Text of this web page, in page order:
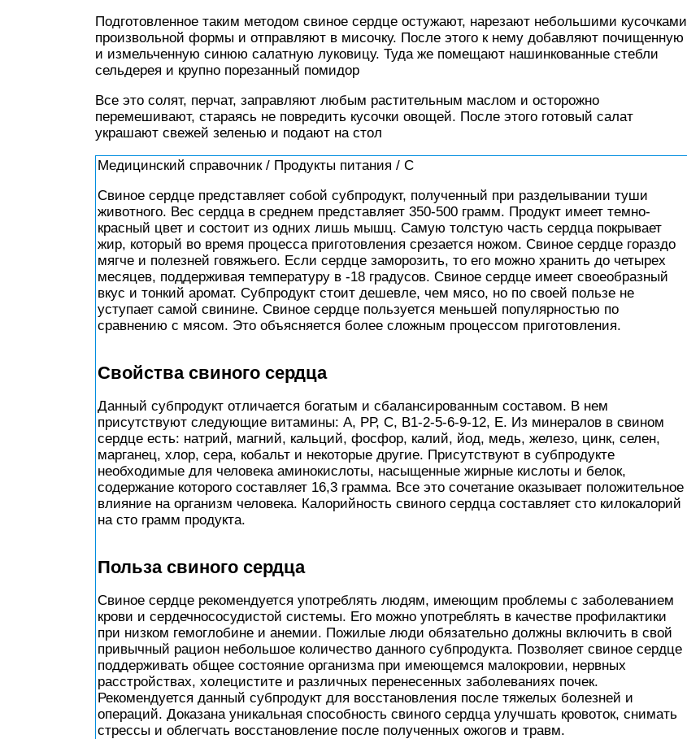
Подготовленное таким методом свиное сердце остужают, нарезают небольшими кусочками
произвольной формы и отправляют в мисочку. После этого к нему добавляют почищенную
и измельченную синюю салатную луковицу. Туда же помещают нашинкованные стебли
сельдерея и крупно порезанный помидор
Все это солят, перчат, заправляют любым растительным маслом и осторожно
перемешивают, стараясь не повредить кусочки овощей. После этого готовый салат
украшают свежей зеленью и подают на стол
Медицинский справочник / Продукты питания / С
Свиное сердце представляет собой субпродукт, полученный при разделывании туши
животного. Вес сердца в среднем представляет 350-500 грамм. Продукт имеет темно-
красный цвет и состоит из одних лишь мышц. Самую толстую часть сердца покрывает
жир, который во время процесса приготовления срезается ножом. Свиное сердце гораздо
мягче и полезней говяжьего. Если сердце заморозить, то его можно хранить до четырех
месяцев, поддерживая температуру в -18 градусов. Свиное сердце имеет своеобразный
вкус и тонкий аромат. Субпродукт стоит дешевле, чем мясо, но по своей пользе не
уступает самой свинине. Свиное сердце пользуется меньшей популярностью по
сравнению с мясом. Это объясняется более сложным процессом приготовления.
Свойства свиного сердца
Данный субпродукт отличается богатым и сбалансированным составом. В нем
присутствуют следующие витамины: А, РР, С, В1-2-5-6-9-12, Е. Из минералов в свином
сердце есть: натрий, магний, кальций, фосфор, калий, йод, медь, железо, цинк, селен,
марганец, хлор, сера, кобальт и некоторые другие. Присутствуют в субпродукте
необходимые для человека аминокислоты, насыщенные жирные кислоты и белок,
содержание которого составляет 16,3 грамма. Все это сочетание оказывает положительное
влияние на организм человека. Калорийность свиного сердца составляет сто килокалорий
на сто грамм продукта.
Польза свиного сердца
Свиное сердце рекомендуется употреблять людям, имеющим проблемы с заболеванием
крови и сердечнососудистой системы. Его можно употреблять в качестве профилактики
при низком гемоглобине и анемии. Пожилые люди обязательно должны включить в свой
привычный рацион небольшое количество данного субпродукта. Позволяет свиное сердце
поддерживать общее состояние организма при имеющемся малокровии, нервных
расстройствах, холецистите и различных перенесенных заболеваниях почек.
Рекомендуется данный субпродукт для восстановления после тяжелых болезней и
операций. Доказана уникальная способность свиного сердца улучшать кровоток, снимать
стрессы и облегчать восстановление после полученных ожогов и травм.